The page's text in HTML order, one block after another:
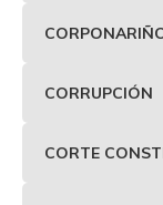
CORRUPCIÓN
CORTE